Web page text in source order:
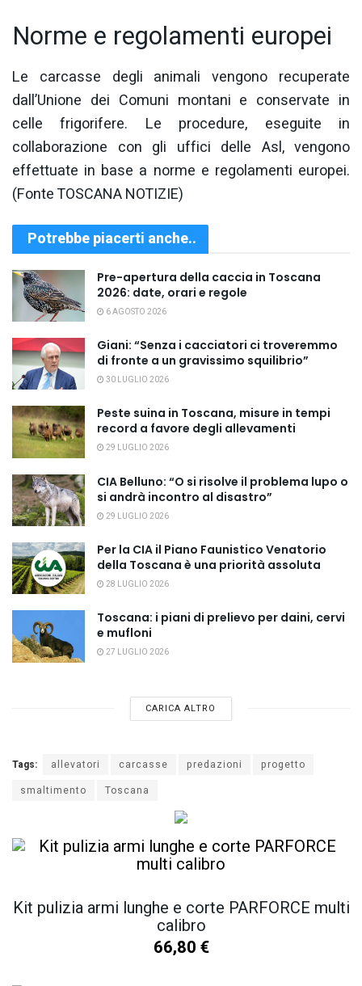
Norme e regolamenti europei
Le carcasse degli animali vengono recuperate
dall’Unione dei Comuni montani e conservate in
celle frigorifere. Le procedure, eseguite in
collaborazione con gli uffici delle Asl, vengono
effettuate in base a norme e regolamenti europei.
(Fonte TOSCANA NOTIZIE)
Potrebbe piacerti anche..
Pre-apertura della caccia in Toscana
2026: date, orari e regole
6 AGOSTO 2026
Giani: “Senza i cacciatori ci troveremmo
di fronte a un gravissimo squilibrio”
30 LUGLIO 2026
Peste suina in Toscana, misure in tempi
record a favore degli allevamenti
29 LUGLIO 2026
CIA Belluno: “O si risolve il problema lupo o
si andrà incontro al disastro”
29 LUGLIO 2026
Per la CIA il Piano Faunistico Venatorio
della Toscana è una priorità assoluta
28 LUGLIO 2026
Toscana: i piani di prelievo per daini, cervi
e mufloni
27 LUGLIO 2026
CARICA ALTRO
Tags: allevatori carcasse predazioni
progetto
smaltimento
Toscana
Kit pulizia armi lunghe e corte PARFORCE multi
calibro
66,80 €